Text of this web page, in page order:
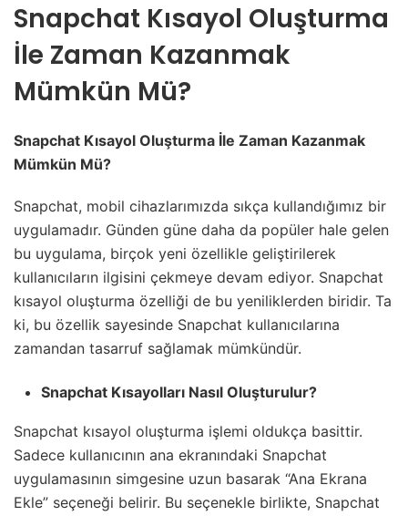
Snapchat Kısayol Oluşturma
İle Zaman Kazanmak
Mümkün Mü?
Snapchat Kısayol Oluşturma İle Zaman Kazanmak
Mümkün Mü?
Snapchat, mobil cihazlarımızda sıkça kullandığımız bir
uygulamadır. Günden güne daha da popüler hale gelen
bu uygulama, birçok yeni özellikle geliştirilerek
kullanıcıların ilgisini çekmeye devam ediyor. Snapchat
kısayol oluşturma özelliği de bu yeniliklerden biridir. Ta
ki, bu özellik sayesinde Snapchat kullanıcılarına
zamandan tasarruf sağlamak mümkündür.
Snapchat Kısayolları Nasıl Oluşturulur?
Snapchat kısayol oluşturma işlemi oldukça basittir.
Sadece kullanıcının ana ekranındaki Snapchat
uygulamasının simgesine uzun basarak “Ana Ekrana
Ekle” seçeneği belirir. Bu seçenekle birlikte, Snapchat